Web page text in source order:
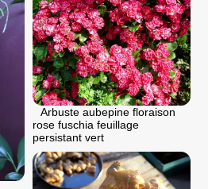
Arbuste aubepine floraison
rose fuschia feuillage
persistant vert